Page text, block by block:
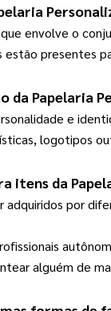
envolve o
estão presentes
da Papelaria
e
logotipos
itens da
adquiridos por
alguém de